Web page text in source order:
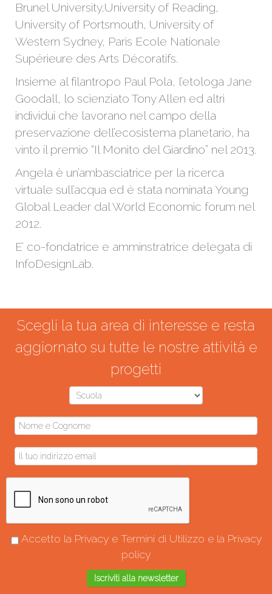
Brunel University,University of Reading,
University of Portsmouth, University of
Western Sydney, Paris Ecole Nationale
Supérieure des Arts Décoratifs.
Insieme al filantropo Paul Pola, l’etologa Jane
Goodall, lo scienziato Tony Allen ed altri
individui che lavorano nel campo della
preservazione dell’ecosistema planetario, ha
vinto il premio “Il Monito del Giardino” nel 2013.
Angela è un’ambasciatrice per la ricerca
virtuale sull’acqua ed è stata nominata Young
Global Leader dal World Economic forum nel
2012.
E’ co-fondatrice e amminstratrice delegata di
InfoDesignLab.
Scegli la tua area di interesse e resta
aggiornato su tutte le nostre attività e
progetti
Accetto la Privacy e Termini di Utilizzo e la Privacy
policy